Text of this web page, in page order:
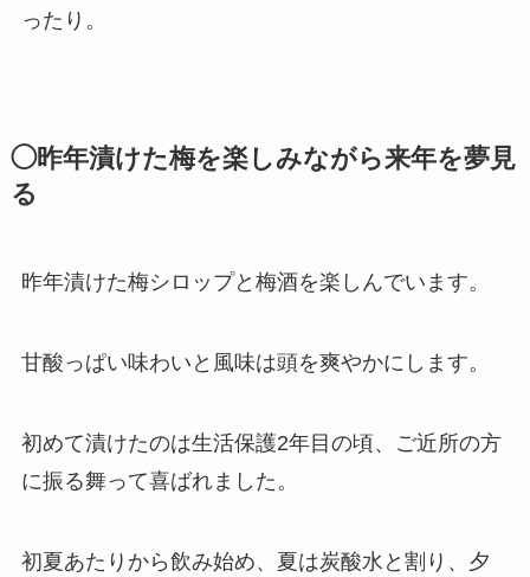
ったり。
◯昨年漬けた梅を楽しみながら来年を夢見
る
昨年漬けた梅シロップと梅酒を楽しんでいます。
甘酸っぱい味わいと風味は頭を爽やかにします。
初めて漬けたのは生活保護2年目の頃、ご近所の方
に振る舞って喜ばれました。
初夏あたりから飲み始め、夏は炭酸水と割り、夕